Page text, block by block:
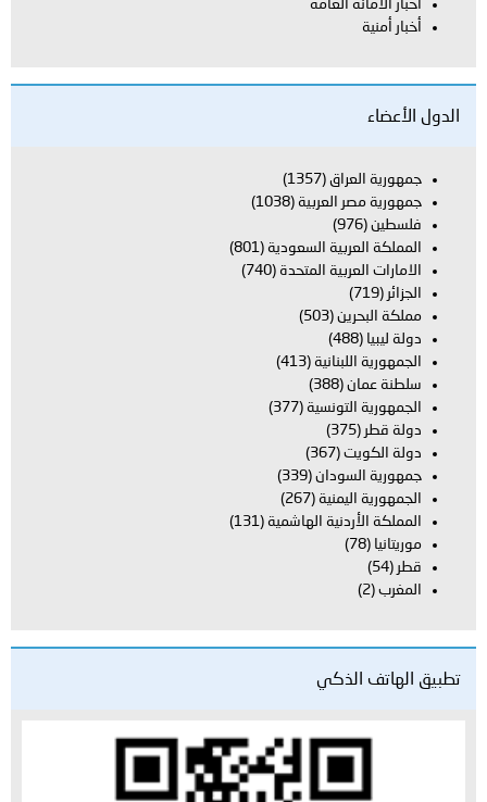
أخبار الأمانة العامة
أخبار أمنية
الدول الأعضاء
جمهورية العراق (1357)
جمهورية مصر العربية (1038)
فلسطين (976)
المملكة العربية السعودية (801)
الامارات العربية المتحدة (740)
الجزائر (719)
مملكة البحرين (503)
دولة ليبيا (488)
الجمهورية اللبنانية (413)
سلطنة عمان (388)
الجمهورية التونسية (377)
دولة قطر (375)
دولة الكويت (367)
جمهورية السودان (339)
الجمهورية اليمنية (267)
المملكة الأردنية الهاشمية (131)
موريتانيا (78)
قطر (54)
المغرب (2)
تطبيق الهاتف الذكي